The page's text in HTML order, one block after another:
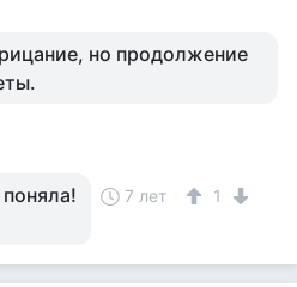
но продолжение
7 лет 1